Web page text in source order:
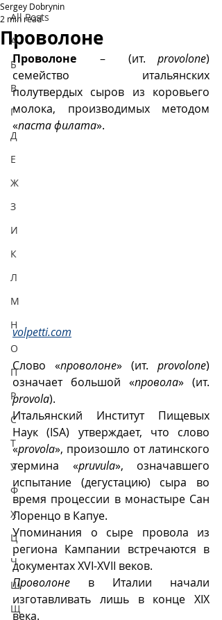
All Posts
А
Б
В
Г
Д
Е
Ж
З
И
К
Л
М
Н
О
П
Р
С
Т
У
Ф
Х
Ц
Ч
Ш
Щ
Проволоне
Sergey Dobrynin
2 min read
Проволоне
  –  (ит.
provolone)
семейство итальянских
полутвердых сыров из коровьего
молока, производимых методом
«паста филата».
volpetti.com
Слово «проволоне» (ит. provolone)
означает большой «провола
provola).
Итальянский Институт Пищевых
Наук (ISA) утверждает, что слово
«provola», произошло от латинского
термина «pruvula», означавшего
испытание (дегустацию) сыра во
время процессии в монастыре Сан
Лоренцо в Капуе.
Упоминания о сыре провола из
региона Кампании встречаются в
документах XVI-XVII веков.
Проволоне в Италии начали
изготавливать лишь в конце XIX
века.